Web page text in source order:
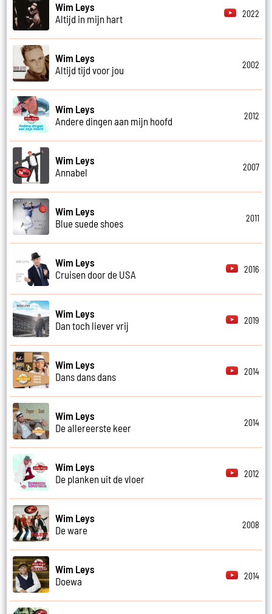
Wim Leys
Altijd in mijn hart
2022
Wim Leys
Altijd tijd voor jou
2002
Wim Leys
Andere dingen aan mijn hoofd
2012
Wim Leys
Annabel
2007
Wim Leys
Blue suede shoes
2011
Wim Leys
Cruisen door de USA
2016
Wim Leys
Dan toch liever vrij
2019
Wim Leys
Dans dans dans
2014
Wim Leys
De allereerste keer
2014
Wim Leys
De planken uit de vloer
2012
Wim Leys
De ware
2008
Wim Leys
Doewa
2014